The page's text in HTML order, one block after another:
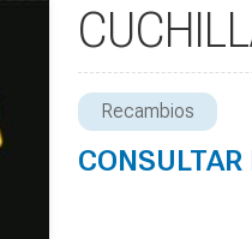
Recambios
CONSULTAR